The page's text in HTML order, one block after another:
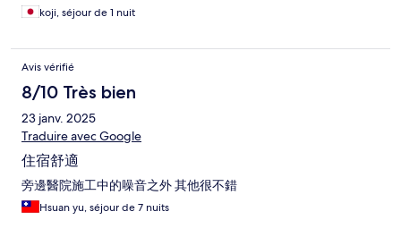
koji, séjour de 1 nuit
Avis vérifié
8/10 Très bien
23 janv. 2025
Traduire avec Google
住宿舒適
旁邊醫院施工中的噪音之外 其他很不錯
Hsuan yu, séjour de 7 nuits